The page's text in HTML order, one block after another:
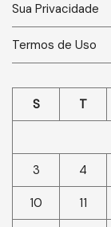
Sua Privacidade
Termos de Uso
S T
3 4
10 11